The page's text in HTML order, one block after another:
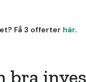
Få 3 offerter här.
bra